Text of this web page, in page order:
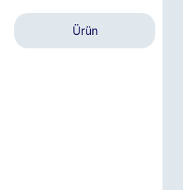
Ürün